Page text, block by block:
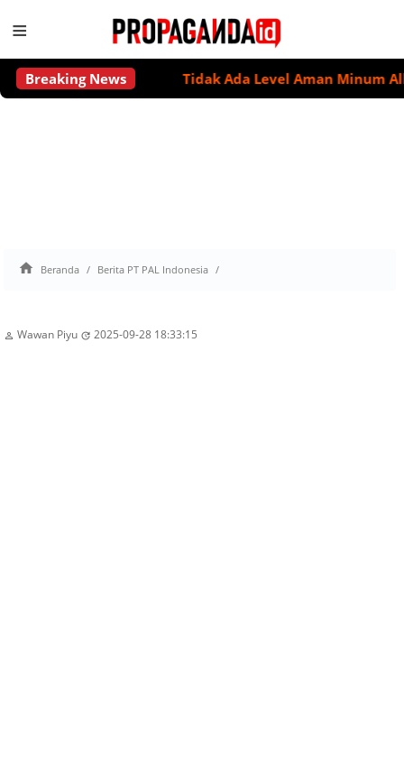
≡
Breaking News Tidak Ada Level Aman Minum Alkohol
 Beranda Berita PT PAL Indonesia
 Wawan Piyu  2025-09-28 18:33:15